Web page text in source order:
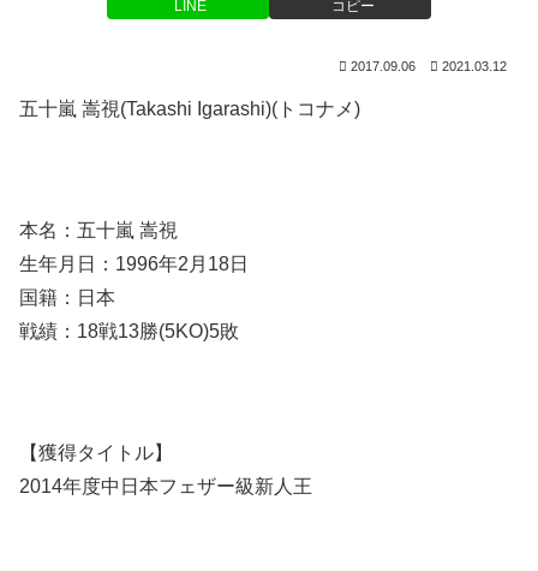
LINE コピー
2017.09.06 2021.03.12
五十嵐 嵩視(Takashi Igarashi)(トコナメ)
本名：五十嵐 嵩視
生年月日：1996年2月18日
国籍：日本
戦績：18戦13勝(5KO)5敗
【獲得タイトル】
2014年度中日本フェザー級新人王